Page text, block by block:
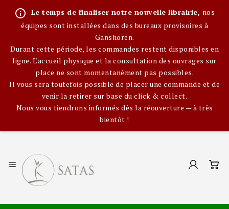
info_outline Le temps de finaliser notre nouvelle librairie, nos
équipes sont installées dans des bureaux provisoires à
Ganshoren.
Durant cette période, les commandes restent disponibles en
ligne. L'accueil physique et la consultation des ouvrages sur
place ne sont momentanément pas possibles.
Il vous sera toutefois possible de placer une commande et de
venir la retirer sur base du click & collect.
Nous vous tiendrons informés dès la réouverture — à très
bientôt !
